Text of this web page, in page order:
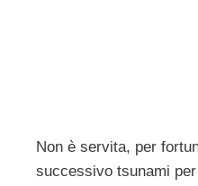
Non è servita, per
successivo tsunami